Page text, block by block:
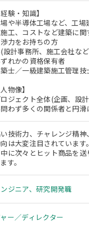
験・知識】
場や半導体工場など、工
施工、コストなど建築に
渉力をお持ちの方
計事務所、施工会社な
ずれかの資格保有者
士／一級建築施工管理技
物像】
ロジェクト全体(企画、設
問わず多くの関係者と円
技術力、チャレンジ精
は大変注目されていま
に次々とヒット商品を
す。
ジニア、研究開発職
ー／ディレクター